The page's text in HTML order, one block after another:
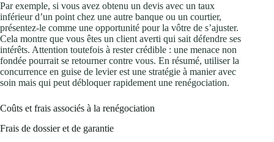
Par exemple, si vous avez obtenu un devis avec un taux
inférieur d’un point chez une autre banque ou un courtier,
présentez-le comme une opportunité pour la vôtre de s’ajuster.
Cela montre que vous êtes un client averti qui sait défendre ses
intérêts. Attention toutefois à rester crédible : une menace non
fondée pourrait se retourner contre vous. En résumé, utiliser la
concurrence en guise de levier est une stratégie à manier avec
soin mais qui peut débloquer rapidement une renégociation.
Coûts et frais associés à la renégociation
Frais de dossier et de garantie